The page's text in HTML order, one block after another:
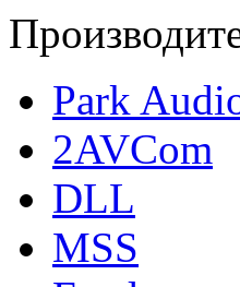
Park
2AVCom
DLL
MSS